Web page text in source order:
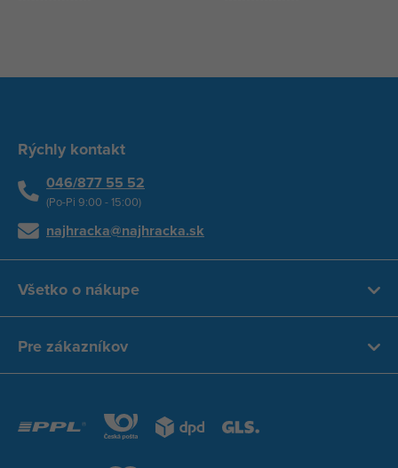
Rýchly kontakt
046/877 55 52
(Po-Pi 9:00 - 15:00)
najhracka@najhracka.sk
Všetko o nákupe
Pre zákazníkov